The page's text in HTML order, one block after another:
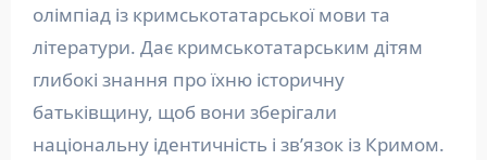
олімпіад із кримськотатарської мови та
літератури. Дає кримськотатарським дітям
глибокі знання про їхню історичну
батьківщину, щоб вони зберігали
національну ідентичність і зв’язок із Кримом.